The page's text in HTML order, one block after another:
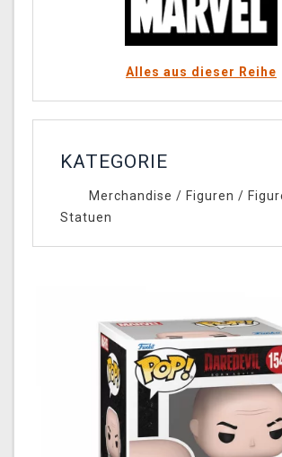
Alles aus dieser Reihe
KATEGORIE
Merchandise / Figuren /
Statuen